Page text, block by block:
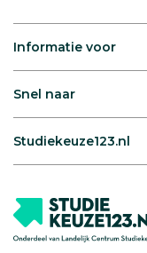
Informatie voor
Snel naar
Studiekeuze123.nl